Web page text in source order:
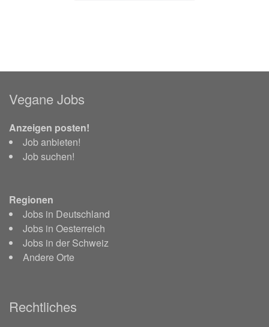
Vegane Jobs
Anzeigen posten!
Job anbieten!
Job suchen!
Regionen
Jobs in Deutschland
Jobs in Oesterreich
Jobs in der Schweiz
Andere Orte
Rechtliches